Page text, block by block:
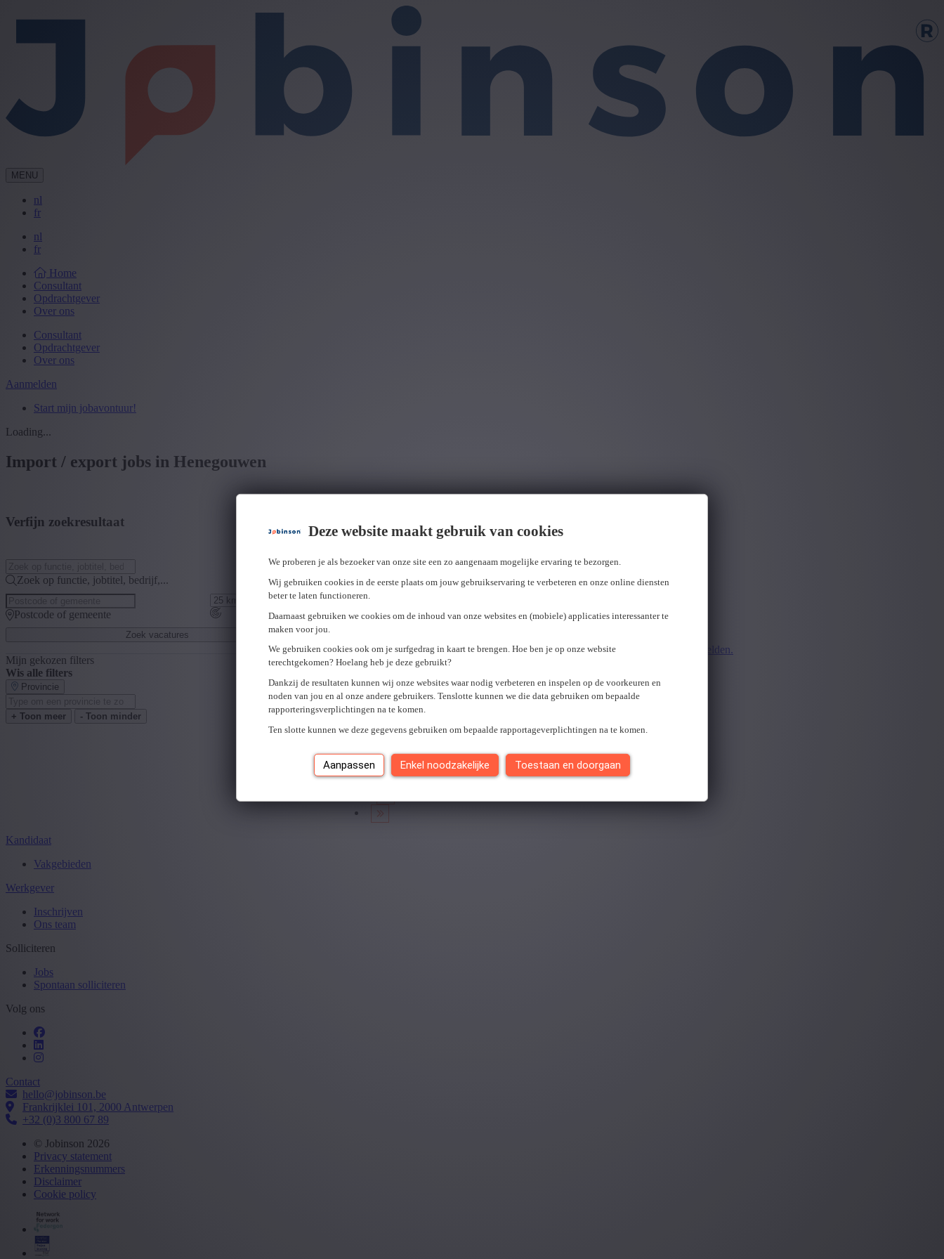
Deze website maakt gebruik van cookies
We proberen je als bezoeker van onze site een zo aangenaam mogelijke ervaring te bezorgen.
Wij gebruiken cookies in de eerste plaats om jouw gebruikservaring te verbeteren en onze online diensten
beter te laten functioneren.
Daarnaast gebruiken we cookies om de inhoud van onze websites en (mobiele) applicaties interessanter te
maken voor jou.
We gebruiken cookies ook om je surfgedrag in kaart te brengen. Hoe ben je op onze website
terechtgekomen? Hoelang heb je deze gebruikt?
Dankzij de resultaten kunnen wij onze websites waar nodig verbeteren en inspelen op de voorkeuren en
noden van jou en al onze andere gebruikers. Tenslotte kunnen we die data gebruiken om bepaalde
rapporteringsverplichtingen na te komen.
Ten slotte kunnen we deze gegevens gebruiken om bepaalde rapportageverplichtingen na te komen.
Aanpassen Enkel noodzakelijke Toestaan en doorgaan
MENU
nl
fr
nl
fr
Home
Consultant
Opdrachtgever
Over ons
Consultant
Opdrachtgever
Over ons
Aanmelden
Start mijn jobavontuur!
Loading...
Import / export jobs in Henegouwen
Verfijn zoekresultaat
Zoek op functie, jobtitel, bedrijf,...
Postcode of gemeente
Zoek vacatures
Mijn gekozen filters
Wis alle filters
Provincie
+ Toon meer - Toon minder
Wij hebben jobs voor jou gevonden.
U hebt geen toegang tot deze pagina of bent niet langer aangemeld.
Opnieuw aanmelden.
Er is een fout opgetreden. Gelieve later opnieuw te proberen.
Je hebt van0 jobs gezien.
Kandidaat
Vakgebieden
Werkgever
Inschrijven
Ons team
Solliciteren
Jobs
Spontaan solliciteren
Volg ons
Contact
hello@jobinson.be
Frankrijklei 101, 2000 Antwerpen
+32 (0)3 800 67 89
© Jobinson 2026
Privacy statement
Erkenningsnummers
Disclaimer
Cookie policy